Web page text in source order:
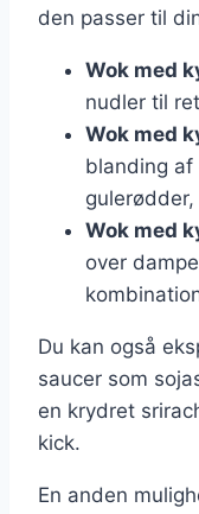
den passer til
Wok med
nudler til
Wok med
blanding af
Wok med
over
Du kan også
saucer som
en krydret
kick.
En anden